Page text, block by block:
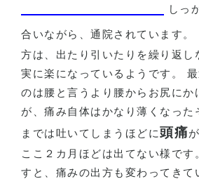
しっ
合いながら、通院されています。
方は、出たり引いたりを繰り返し
実に楽になっているようです。
のは腰と言うより腰からお尻にか
が、痛み自体はかなり薄くなった
までは吐いてしまうほどに頭痛
ここ２カ月ほどは出てない様です
すと、痛みの出方も変わってきて